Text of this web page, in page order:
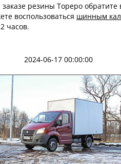
резины Тореро
воспользоваться шинным
часов.
2024-06-17 00:00:00